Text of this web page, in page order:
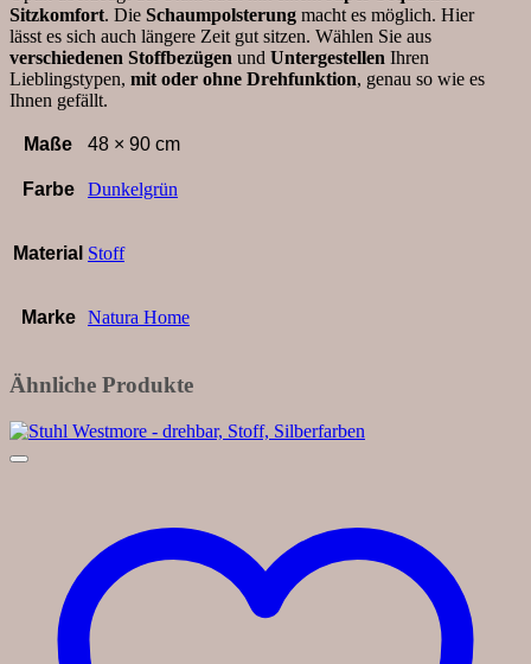
Sitzkomfort. Die Schaumpolsterung macht es möglich. Hier
lässt es sich auch längere Zeit gut sitzen. Wählen Sie aus
verschiedenen Stoffbezügen und Untergestellen Ihren
Lieblingstypen, mit oder ohne Drehfunktion, genau so wie es
Ihnen gefällt.
Maße 48 × 90 cm
Farbe Dunkelgrün
Material Stoff
Marke Natura Home
Ähnliche Produkte